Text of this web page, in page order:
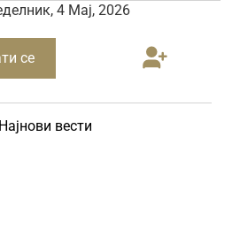
4 Мај, 2026
се
Најнови вести